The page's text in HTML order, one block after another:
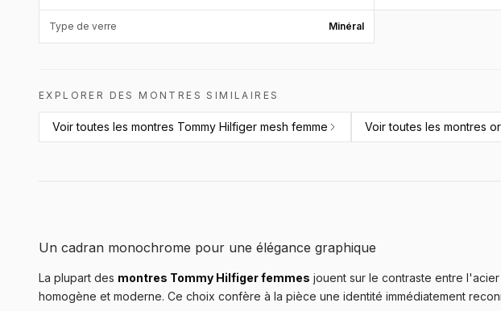
Type de verre Minéral
EXPLORER DES MONTRES SIMILAIRES
Voir toutes les montres Tommy Hilfiger mesh femme Voir toutes les montres
Un cadran monochrome pour une élégance graphique
La plupart des montres Tommy Hilfiger femmes jouent sur le contraste entre
homogène et moderne. Ce choix confère à la pièce une identité immédiatement